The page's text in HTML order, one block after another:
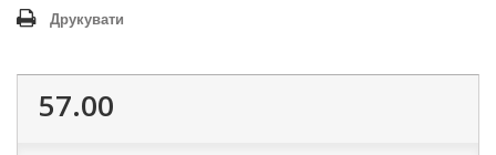
Друкувати
57.00